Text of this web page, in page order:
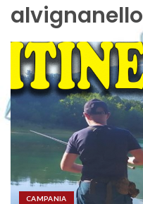
alvignanello
CAMPANIA